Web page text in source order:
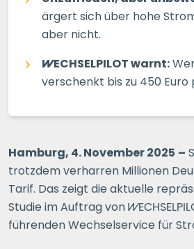
ärgert sich über hohe
aber nicht.
WECHSELPILOTwarnt:
verschenkt bis zu 450 Euro
Hamburg, 4. November 2025 –
trotzdem verharren Millionen
Tarif. Das zeigt die aktuelle
Studie im Auftrag von
führenden Wechselservice für